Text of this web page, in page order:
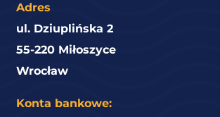
Adres
ul. Dziuplińska 2
55-220 Miłoszyce
Wrocław
Konta bankowe: